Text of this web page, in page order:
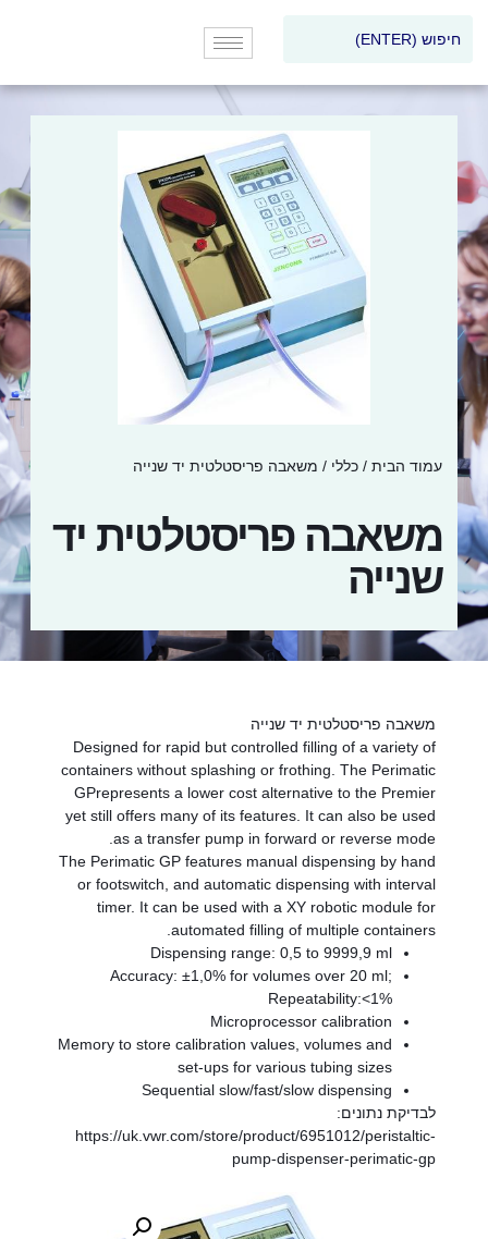
עמוד הבית / כללי / משאבה פריסטלטית יד שנייה
משאבה פריסטלטית יד
שנייה
משאבה פריסטלטית יד שנייה
Designed for rapid but controlled filling of a variety of
containers without splashing or frothing. The Perimatic
GPrepresents a lower cost alternative to the Premier
yet still offers many of its features. It can also be used
as a transfer pump in forward or reverse mode.
The Perimatic GP features manual dispensing by hand
or footswitch, and automatic dispensing with interval
timer. It can be used with a XY robotic module for
automated filling of multiple containers.
Dispensing range: 0,5 to 9999,9 ml
Accuracy: ±1,0% for volumes over 20 ml;
Repeatability:<1%
Microprocessor calibration
Memory to store calibration values, volumes and
set-ups for various tubing sizes
Sequential slow/fast/slow dispensing
לבדיקת נתונים:
https://uk.vwr.com/store/product/6951012/peristaltic-
pump-dispenser-perimatic-gp